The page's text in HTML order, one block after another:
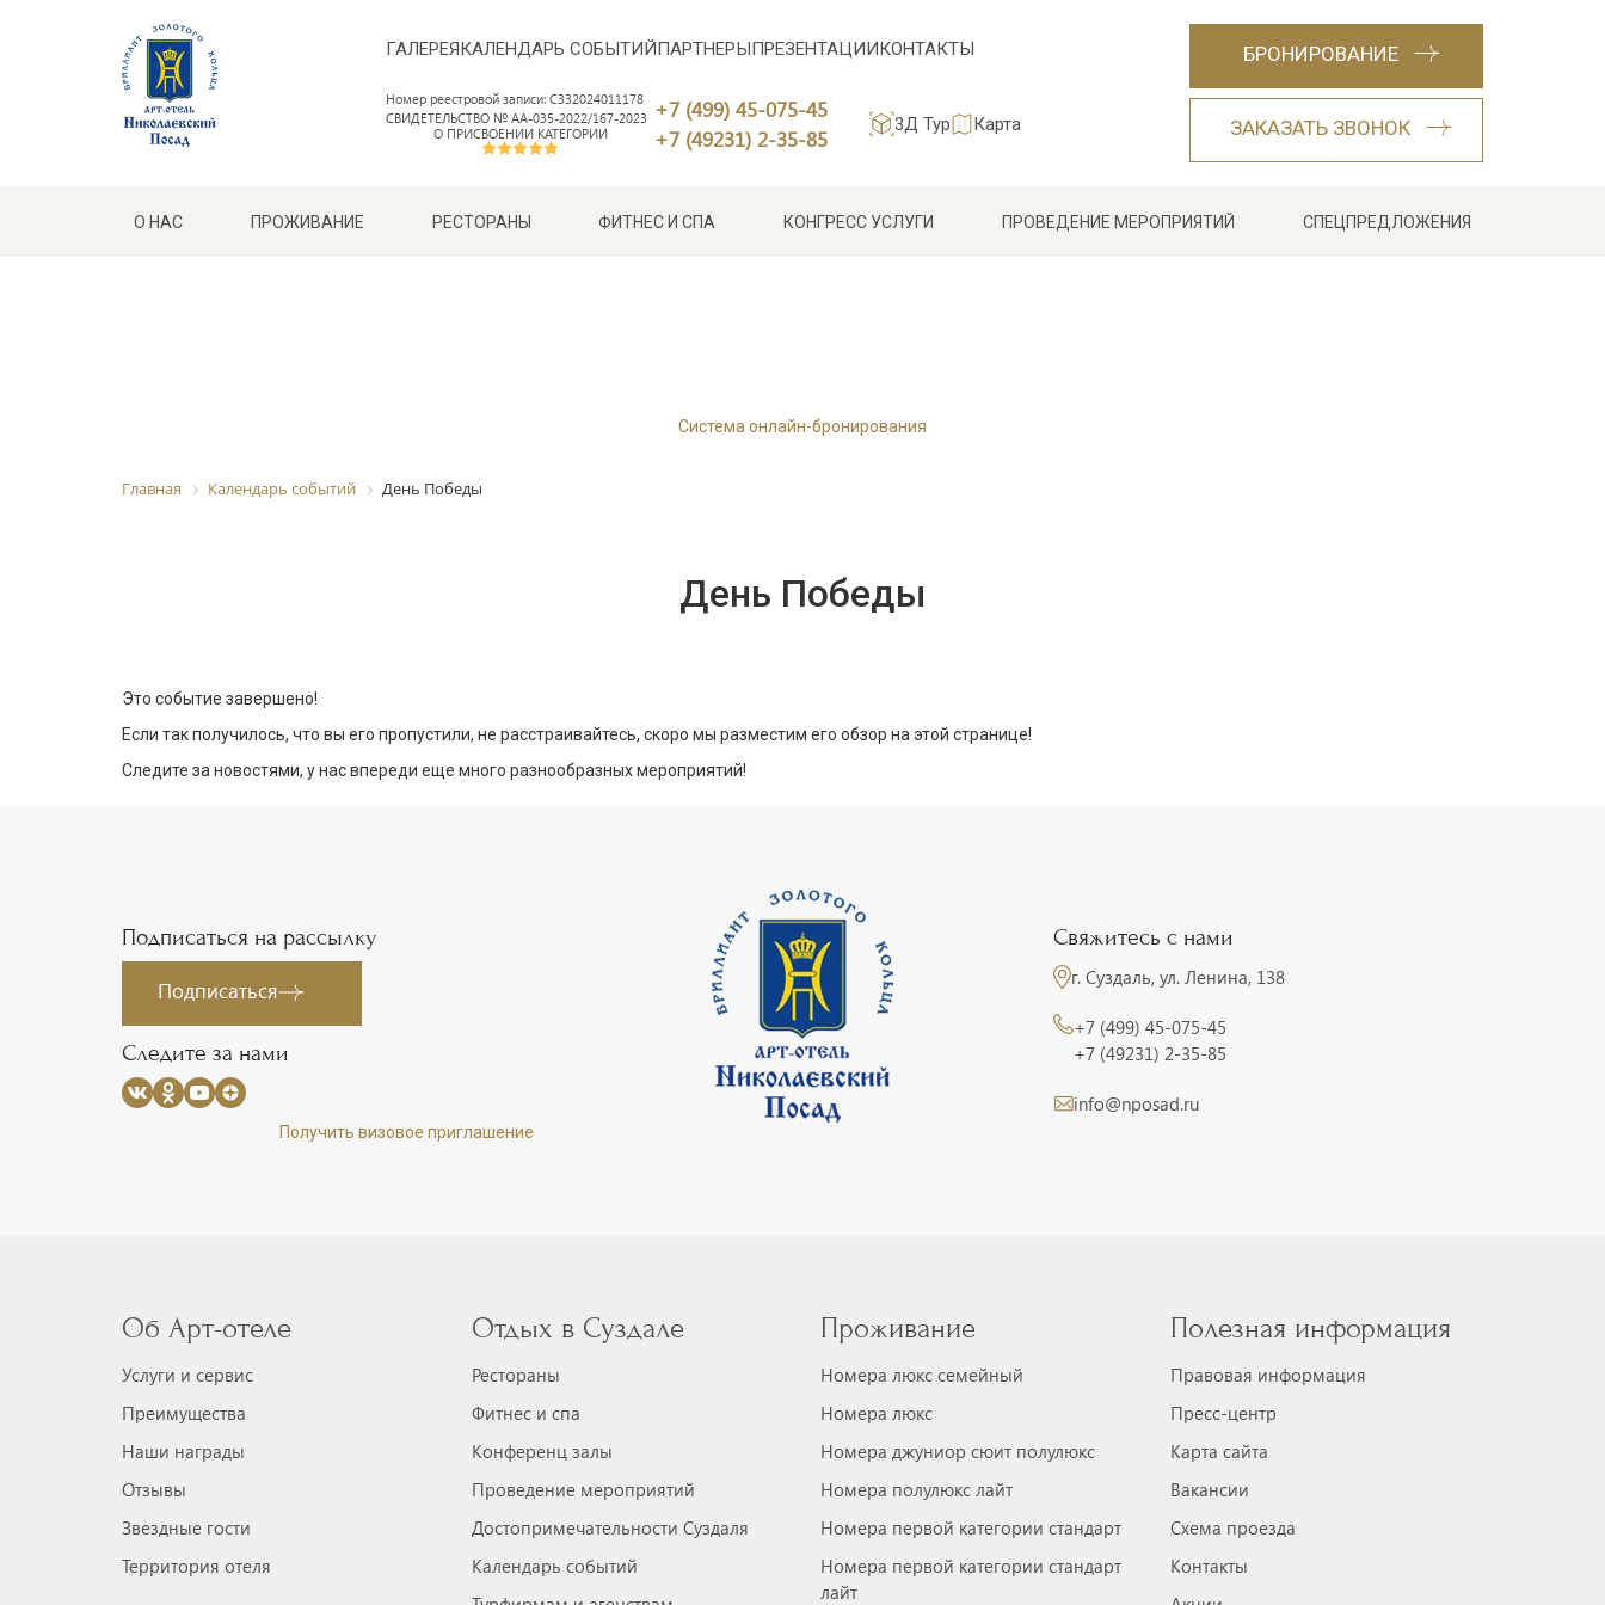
ГАЛЕРЕЯКАЛЕНДАРЬ СОБЫТИЙПАРТНЕРЫПРЕЗЕНТАЦИИКОНТАКТЫ
Номер реестровой записи: С332024011178
СВИДЕТЕЛЬСТВО № АА-035-2022/167-2023
О ПРИСВОЕНИИ КАТЕГОРИИ
+7 (499) 45-075-45
+7 (49231) 2-35-85
3Д Тур Карта
БРОНИРОВАНИЕ
ЗАКАЗАТЬ ЗВОНОК
О НАС ПРОЖИВАНИЕ РЕСТОРАНЫ ФИТНЕС И СПА КОНГРЕСС УСЛУГИ ПРОВЕДЕНИЕ МЕРОПРИЯТИЙ СПЕЦПРЕДЛОЖЕНИЯ
Система онлайн-бронирования
Главная Календарь событий День Победы
День Победы
Это событие завершено!
Если так получилось, что вы его пропустили, не расстраивайтесь, скоро мы разместим его обзор на этой странице!
Следите за новостями, у нас впереди еще много разнообразных мероприятий!
Подписаться на рассылку
Подписаться
Следите за нами
Получить визовое приглашение
Свяжитесь с нами
г. Суздаль, ул. Ленина, 138
+7 (499) 45-075-45
+7 (49231) 2-35-85
info@nposad.ru
Об Арт-отеле
Услуги и сервис
Преимущества
Наши награды
Отзывы
Звездные гости
Территория отеля
Отдых в Суздале
Рестораны
Фитнес и спа
Конференц залы
Проведение мероприятий
Достопримечательности Суздаля
Календарь событий
Проживание
Номера люкс семейный
Номера люкс
Номера джуниор сюит полулюкс
Номера полулюкс лайт
Номера первой категории стандарт
Номера первой категории стандарт
лайт
Полезная информация
Правовая информация
Пресс-центр
Карта сайта
Вакансии
Схема проезда
Контакты